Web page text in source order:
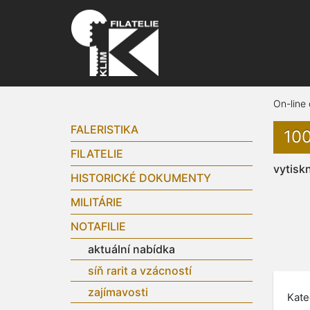
FALERISTIKA
FILATELIE
HISTORICKÉ DOKUMENTY
MILITÁRIE
NOTAFILIE
aktuální nabídka
síň rarit a vzácností
zajímavosti
On-line